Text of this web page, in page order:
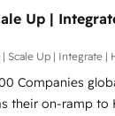
Elite Solutions
Impact
HubSpot
Design HubSpot
HubSpot
Up |
Scale Up | Integrate |
Companies
their on-ramp to